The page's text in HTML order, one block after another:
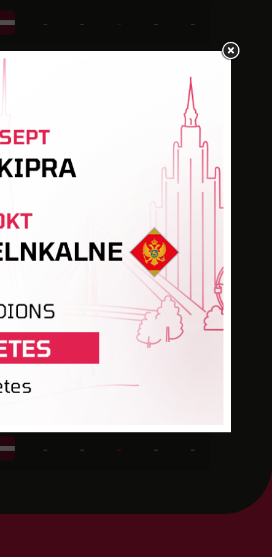
- - - - -
-
- -
- - 4 -
- - - -
-
- - - - -